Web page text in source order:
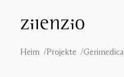
Heim Projekte Gerimedica